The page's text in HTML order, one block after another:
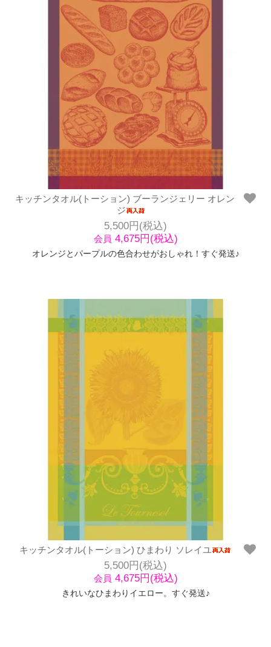
キッチンタオル(トーション) ブーランジェリー オレン
ジ
5,500円(税込)
会員 4,675円(税込)
オレンジとパープルの色合わせがおしゃれ！すぐ発送♪
キッチンタオル(トーション) ひまわり ソレイユ
5,500円(税込)
会員 4,675円(税込)
きれいなひまわりイエロー。すぐ発送♪